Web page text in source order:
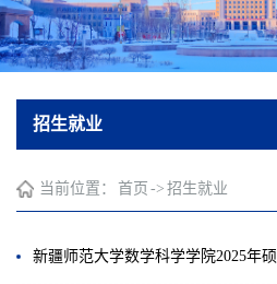
招生就业
当前位置： 首页 -> 招生就业